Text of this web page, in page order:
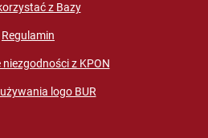
z Bazy
Regulamin
niezgodności z KPON
logo BUR